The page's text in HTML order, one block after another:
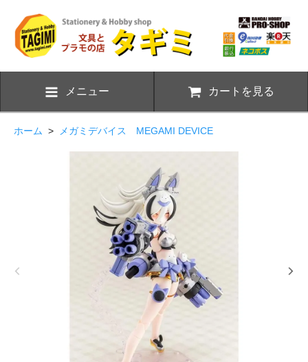
メニュー カートを見る
ホーム > メガミデバイス MEGAMI DEVICE